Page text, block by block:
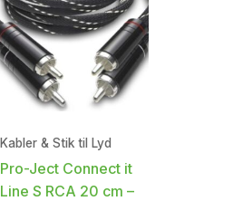
Kabler & Stik til Lyd
Pro-Ject Connect it
Line S RCA 20 cm –